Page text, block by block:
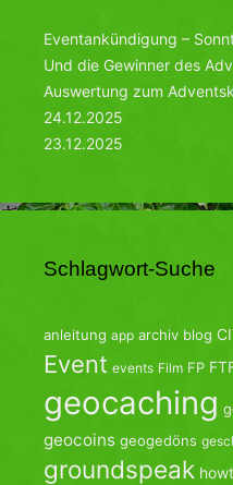
Eventankündigung –
Und die Gewinner des
Auswertung zum
24.12.2025
23.12.2025
Schlagwort-Suche
anleitung app archiv blog
Event events Film FP
geocaching
geocoins geogedöns
groundspeak